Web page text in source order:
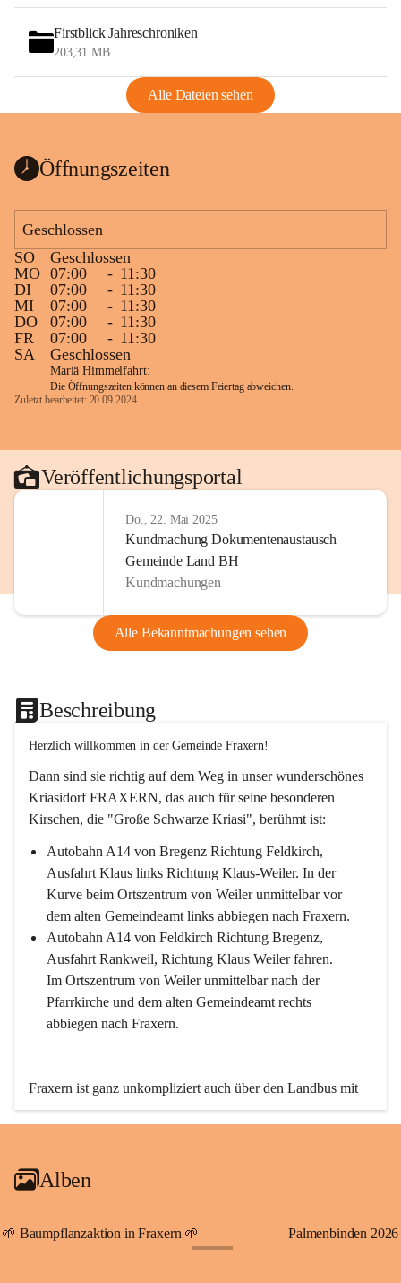
Firstblick Jahreschroniken
203,31 MB
Alle Dateien sehen
Öffnungszeiten
Geschlossen
SO
Geschlossen
MO 07:00 - 11:30
DI
07:00 - 11:30
MI
07:00 - 11:30
DO
07:00 - 11:30
FR
07:00 - 11:30
SA
Geschlossen
Mariä Himmelfahrt:
Die Öffnungszeiten können an diesem Feiertag abweichen.
Zuletzt bearbeitet: 20.09.2024
Veröffentlichungsportal
Do., 22. Mai 2025
Kundmachung Dokumentenaustausch
Gemeinde Land BH
Kundmachungen
Alle Bekanntmachungen sehen
Beschreibung
Herzlich willkommen in der Gemeinde Fraxern!
Dann sind sie richtig auf dem Weg in unser wunderschönes
Kriasidorf FRAXERN, das auch für seine besonderen
Kirschen, die "Große Schwarze Kriasi", berühmt ist:
Autobahn A14 von Bregenz Richtung Feldkirch,
Ausfahrt Klaus links Richtung Klaus-Weiler. In der
Kurve beim Ortszentrum von Weiler unmittelbar vor
dem alten Gemeindeamt links abbiegen nach Fraxern.
Autobahn A14 von Feldkirch Richtung Bregenz,
Ausfahrt Rankweil, Richtung Klaus Weiler fahren.
Im Ortszentrum von Weiler unmittelbar nach der
Pfarrkirche und dem alten Gemeindeamt rechts
abbiegen nach Fraxern.
Fraxern ist ganz unkompliziert auch über den Landbus mit
den öffentlichen Verkehrsmitteln zu erreichen. Die Linie
An Samstagen, Sonn- und Feiertagen können Sie bequem
persönlichen Linienbus zur gewünschten Zeit zu Ihrer
Haltestelle bestellen. Sowohl von Weiler kommend nach
Alben
🌱 Baumpflanzaktion in Fraxern 🌱 Palmenbinden 2026